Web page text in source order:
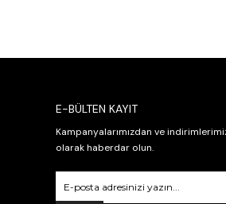
E-BÜLTEN KAYIT
Kampanyalarımızdan ve
olarak haberdar olun.